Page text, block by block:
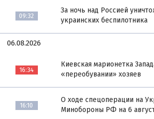
09:32
За ночь над Россией
украинских беспилотника
06.08.2026
16:34
Киевская марионетка
«переобувании» хозяев
16:10
О ходе спецоперации на
Минобороны РФ на 6